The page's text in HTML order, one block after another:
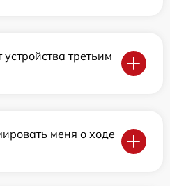
третьим
меня о ходе